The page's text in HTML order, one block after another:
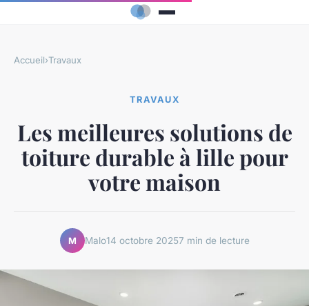
Accueil›Travaux
TRAVAUX
Les meilleures solutions de
toiture durable à lille pour
votre maison
M Malo14 octobre 20257 min de lecture